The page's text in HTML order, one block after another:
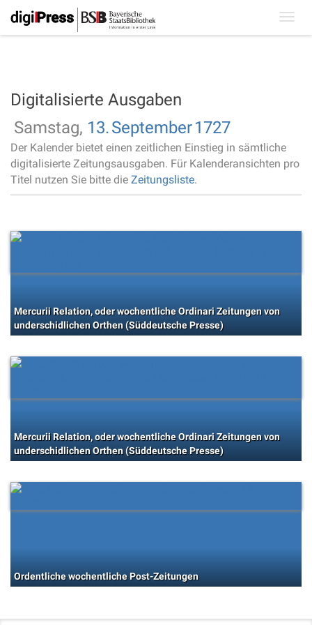
Digitalisierte Ausgaben
Samstag, 13.September1727
Der Kalender bietet einen zeitlichen Einstieg in sämtliche
digitalisierte Zeitungsausgaben. Für Kalenderansichten pro
Titel nutzen Sie bitte die Zeitungsliste.
Mercurii Relation, oder wochentliche Ordinari Zeitungen von
underschidlichen Orthen (Süddeutsche Presse)
Mercurii Relation, oder wochentliche Ordinari Zeitungen von
underschidlichen Orthen (Süddeutsche Presse)
Ordentliche wochentliche Post-Zeitungen